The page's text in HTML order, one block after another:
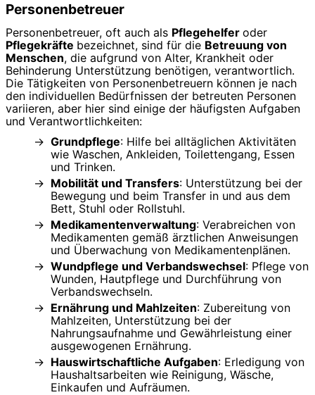
Personenbetreuer
Personenbetreuer, oft auch als Pflegehelfer oder
Pflegekräfte bezeichnet, sind für die Betreuung von
Menschen, die aufgrund von Alter, Krankheit oder
Behinderung Unterstützung benötigen, verantwortlich.
Die Tätigkeiten von Personenbetreuern können je nach
den individuellen Bedürfnissen der betreuten Personen
variieren, aber hier sind einige der häufigsten Aufgaben
und Verantwortlichkeiten:
Grundpflege: Hilfe bei alltäglichen Aktivitäten
wie Waschen, Ankleiden, Toilettengang, Essen
und Trinken.
Mobilität und Transfers: Unterstützung bei der
Bewegung und beim Transfer in und aus dem
Bett, Stuhl oder Rollstuhl.
Medikamentenverwaltung: Verabreichen von
Medikamenten gemäß ärztlichen Anweisungen
und Überwachung von Medikamentenplänen.
Wundpflege und Verbandswechsel: Pflege von
Wunden, Hautpflege und Durchführung von
Verbandswechseln.
Ernährung und Mahlzeiten: Zubereitung von
Mahlzeiten, Unterstützung bei der
Nahrungsaufnahme und Gewährleistung einer
ausgewogenen Ernährung.
Hauswirtschaftliche Aufgaben: Erledigung von
Haushaltsarbeiten wie Reinigung, Wäsche,
Einkaufen und Aufräumen.